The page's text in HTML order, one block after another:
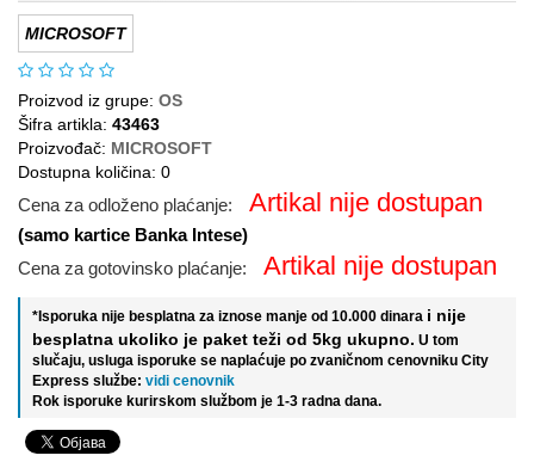
MICROSOFT
Proizvod iz grupe: OS
Šifra artikla: 43463
Proizvođač: MICROSOFT
Dostupna količina: 0
Cena za odloženo plaćanje: Artikal nije dostupan
(samo kartice Banka Intese)
Cena za gotovinsko plaćanje:
Artikal nije dostupan
*Isporuka nije besplatna za iznose manje od 10.000 dinara i nije
besplatna ukoliko je paket teži od 5kg ukupno. U tom
slučaju, usluga isporuke se naplaćuje po zvaničnom cenovniku City
Express službe: vidi cenovnik
Rok isporuke kurirskom službom je 1-3 radna dana.